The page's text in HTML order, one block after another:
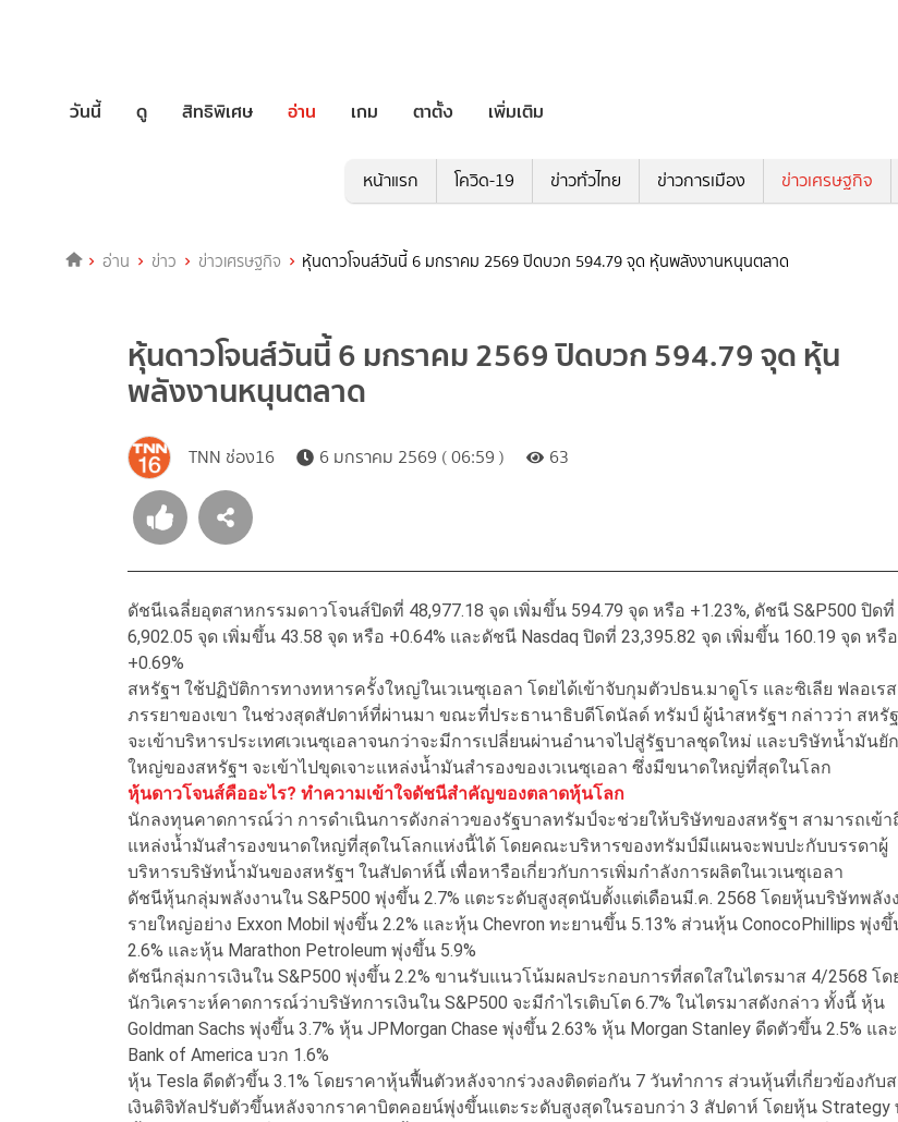
วันนี้ ดู สิทธิพิเศษ อ่าน เกม ตาตั้ง เพิ่มเติม
หน้าแรก โควิด-19 ข่าวทั่วไทย ข่าวการเมือง ข่าวเศรษฐกิจ
อ่าน ข่าว ข่าวเศรษฐกิจ หุ้นดาวโจนส์วันนี้ 6 มกราคม 2569 ปิดบวก 594.79 จุด หุ้นพลังงานหนุนตลาด
หุ้นดาวโจนส์วันนี้ 6 มกราคม 2569 ปิดบวก 594.79 จุด หุ้น
พลังงานหนุนตลาด
TNN ช่อง16 6 มกราคม 2569 ( 06:59 ) 63
ดัชนีเฉลี่ยอุตสาหกรรมดาวโจนส์ปิดที่ 48,977.18 จุด เพิ่มขึ้น 594.79 จุด หรือ +1.23%, ดัชนี S&P500 ปิดที่
6,902.05 จุด เพิ่มขึ้น 43.58 จุด หรือ +0.64% และดัชนี Nasdaq ปิดที่ 23,395.82 จุด เพิ่มขึ้น 160.19 จุด หรือ
+0.69%
สหรัฐฯ ใช้ปฏิบัติการทางทหารครั้งใหญ่ในเวเนซุเอลา โดยได้เข้าจับกุมตัวปธน.มาดูโร และซิเลีย ฟลอเรส
ภรรยาของเขา ในช่วงสุดสัปดาห์ที่ผ่านมา ขณะที่ประธานาธิบดีโดนัลด์ ทรัมป์ ผู้นำสหรัฐฯ กล่าวว่า สหรั
จะเข้าบริหารประเทศเวเนซุเอลาจนกว่าจะมีการเปลี่ยนผ่านอำนาจไปสู่รัฐบาลชุดใหม่ และบริษัทน้ำมันยั
ใหญ่ของสหรัฐฯ จะเข้าไปขุดเจาะแหล่งน้ำมันสำรองของเวเนซุเอลา ซึ่งมีขนาดใหญ่ที่สุดในโลก
หุ้นดาวโจนส์คืออะไร? ทำความเข้าใจดัชนีสำคัญของตลาดหุ้นโลก
นักลงทุนคาดการณ์ว่า การดำเนินการดังกล่าวของรัฐบาลทรัมป์จะช่วยให้บริษัทของสหรัฐฯ สามารถเข้า
แหล่งน้ำมันสำรองขนาดใหญ่ที่สุดในโลกแห่งนี้ได้ โดยคณะบริหารของทรัมป์มีแผนจะพบปะกับบรรดาผู้
บริหารบริษัทน้ำมันของสหรัฐฯ ในสัปดาห์นี้ เพื่อหารือเกี่ยวกับการเพิ่มกำลังการผลิตในเวเนซุเอลา
ดัชนีหุ้นกลุ่มพลังงานใน S&P500 พุ่งขึ้น 2.7% แตะระดับสูงสุดนับตั้งแต่เดือนมี.ค. 2568 โดยหุ้นบริษัทพลัง
รายใหญ่อย่าง Exxon Mobil พุ่งขึ้น 2.2% และหุ้น Chevron ทะยานขึ้น 5.13% ส่วนหุ้น ConocoPhillips พุ่งขึ้
2.6% และหุ้น Marathon Petroleum พุ่งขึ้น 5.9%
ดัชนีกลุ่มการเงินใน S&P500 พุ่งขึ้น 2.2% ขานรับแนวโน้มผลประกอบการที่สดใสในไตรมาส 4/2568 โด
นักวิเคราะห์คาดการณ์ว่าบริษัทการเงินใน S&P500 จะมีกำไรเติบโต 6.7% ในไตรมาสดังกล่าว ทั้งนี้ หุ้น
Goldman Sachs พุ่งขึ้น 3.7% หุ้น JPMorgan Chase พุ่งขึ้น 2.63% หุ้น Morgan Stanley ดีดตัวขึ้น 2.5% แล
Bank of America บวก 1.6%
หุ้น Tesla ดีดตัวขึ้น 3.1% โดยราคาหุ้นฟื้นตัวหลังจากร่วงลงติดต่อกัน 7 วันทำการ ส่วนหุ้นที่เกี่ยวข้องกับ
เงินดิจิทัลปรับตัวขึ้นหลังจากราคาบิตคอยน์พุ่งขึ้นแตะระดับสูงสุดในรอบกว่า 3 สัปดาห์ โดยหุ้น Strategy